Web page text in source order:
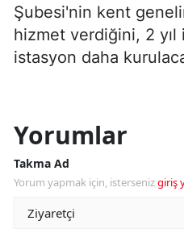
Şubesi'nin kent
hizmet verdiğini, 2 yıl
istasyon daha
Yorumlar
Takma Ad
Yorum yapmak için, istersenizgiriş